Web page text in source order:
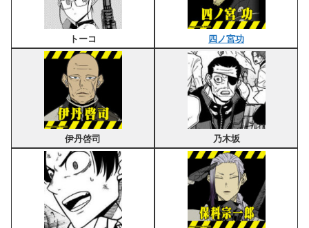
トーコ 四ノ宮功
伊丹啓司 乃木坂